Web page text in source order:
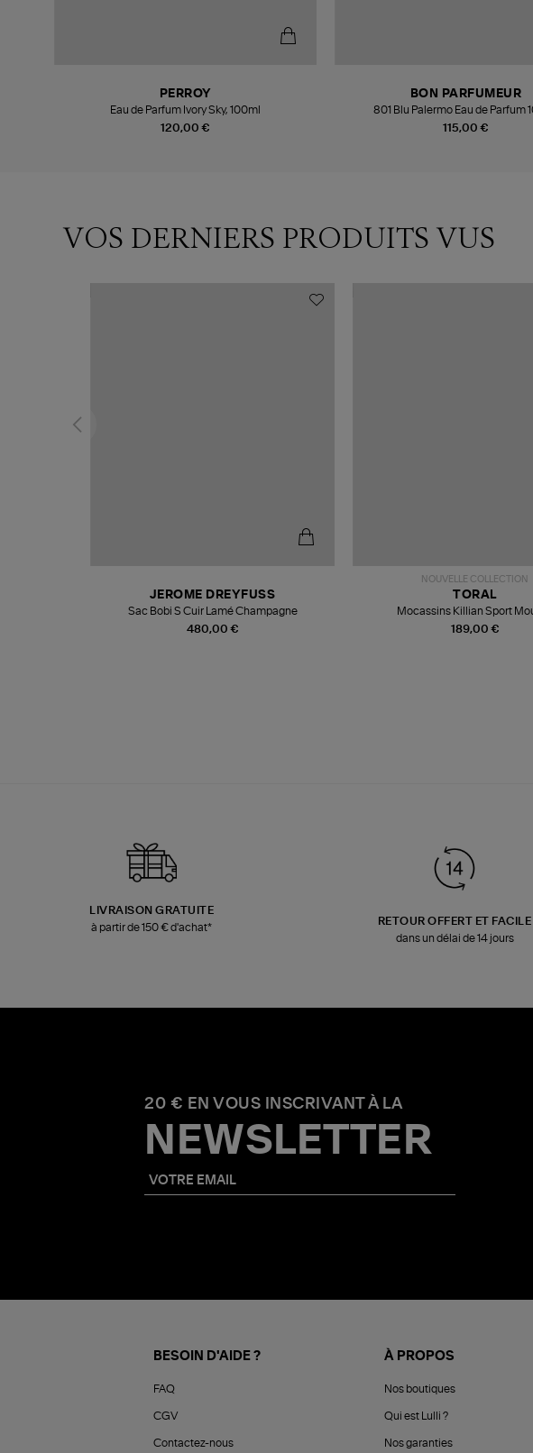
120,00 €
PERROY
Eau de Parfum Ivory Sky, 100ml
115,00 €
BON PARFUMEUR
801 Blu Palermo Eau de Parfum
VOS DERNIERS PRODUITS VUS
480,00 €
JEROME DREYFUSS
Sac Bobi S Cuir Lamé Champagne
NOUVELLE COLLECTION
189,00 €
TORAL
Mocassins Killian Sport
LIVRAISON GRATUITE
à partir de 150 € d'achat*
RETOUR OFFERT ET FACILE
dans un délai de 14 jours
20 € EN VOUS INSCRIVANT À LA
NEWSLETTER
BESOIN D'AIDE ?
FAQ
CGV
Contactez-nous
À PROPOS
Nos boutiques
Qui est Lulli ?
Nos garanties